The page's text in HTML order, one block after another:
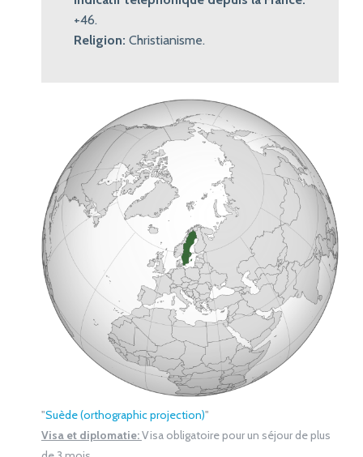
+46.
Religion: Christianisme.
"Suède (orthographic projection)"
Visa et diplomatie:Visa obligatoire pour un séjour de plus